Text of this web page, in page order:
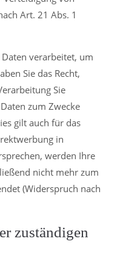
Art. 21 Abs. 1
verarbeitet, um
Sie das Recht,
Sie
zum Zwecke
gilt auch für das
in
werden Ihre
nicht mehr zum
(Widerspruch nach
zuständigen